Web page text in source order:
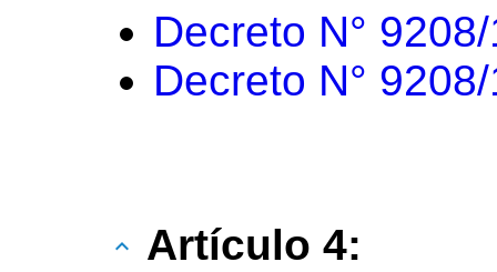
Decreto N°
Decreto N°
Artículo 4: